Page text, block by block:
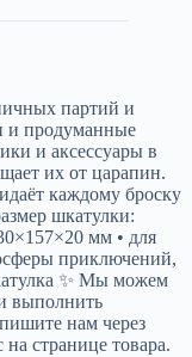
партий и
и продуманные
и аксессуары в
их от царапин.
каждому броску
шкатулки:
мм • для
приключений,
✨ Мы можем
выполнить
нам через
странице товара.